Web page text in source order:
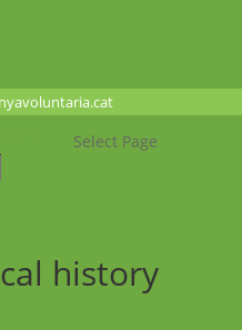
Select Page
history